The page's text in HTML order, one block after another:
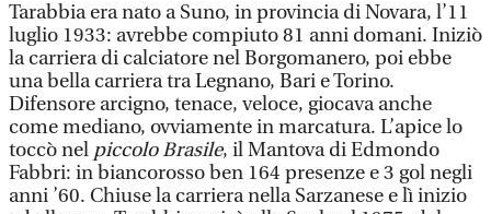
Tarabbia era nato a Suno, in provincia di Novara, l’11
luglio 1933: avrebbe compiuto 81 anni domani. Iniziò
la carriera di calciatore nel Borgomanero, poi ebbe
una bella carriera tra Legnano, Bari e Torino.
Difensore arcigno, tenace, veloce, giocava anche
come mediano, ovviamente in marcatura. L’apice lo
toccò nel piccolo Brasile, il Mantova di Edmondo
Fabbri: in biancorosso ben 164 presenze e 3 gol negli
anni ’60. Chiuse la carriera nella Sarzanese e lì inizio